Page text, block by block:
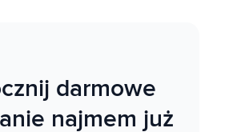
darmowe
najmem już